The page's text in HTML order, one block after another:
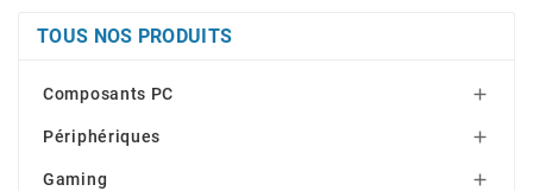
TOUS NOS PRODUITS
Composants PC 
Périphériques 
Gaming 